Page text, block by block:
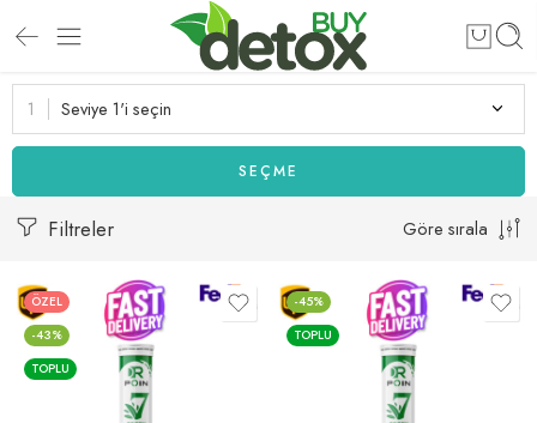
Seviye 1'i seçin
SEÇME
Filtreler Göre sırala
ÖZEL
-43%
TOPLU
-45%
TOPLU